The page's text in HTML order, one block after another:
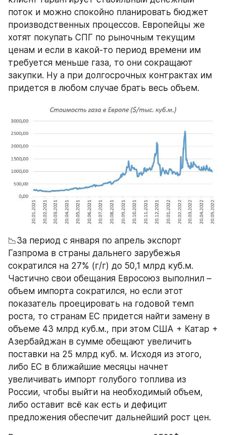
поток и можно спокойно планировать бюджет
производственных процессов. Европейцы же
хотят покупать СПГ по рыночным текущим
ценам и если в какой-то период времени им
требуется меньше газа, то они сокращают
закупки. Ну а при долгосрочных контрактах им
придется в любом случае брать весь объем.
​📉За период с января по апрель экспорт
Газпрома в страны дальнего зарубежья
сократился на 27% (г/г) до 50,1 млрд куб.м.
Частично свои обещания Евросоюз выполнил –
объем импорта сократился, но если этот
показатель проецировать на годовой темп
роста, то странам ЕС придется найти замену в
объеме 43 млрд куб.м., при этом США + Катар +
Азербайджан в сумме обещают увеличить
поставки на 25 млрд куб. м. Исходя из этого,
либо ЕС в ближайшие месяцы начнет
увеличивать импорт голубого топлива из
России, чтобы выйти на необходимый объем,
либо оставит всё как есть и дефицит
предложения обеспечит дальнейший рост цен.